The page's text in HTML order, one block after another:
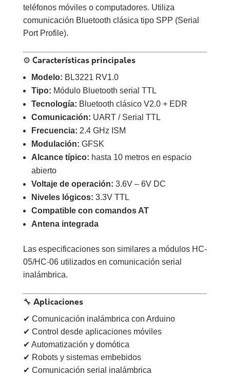
teléfonos móviles o computadores. Utiliza
comunicación Bluetooth clásica tipo SPP (Serial
Port Profile).
⚙️ Características principales
Modelo: BL3221 RV1.0
Tipo: Módulo Bluetooth serial TTL
Tecnología: Bluetooth clásico V2.0 + EDR
Comunicación: UART / Serial TTL
Frecuencia: 2.4 GHz ISM
Modulación: GFSK
Alcance típico: hasta 10 metros en espacio
abierto
Voltaje de operación: 3.6V – 6V DC
Niveles lógicos: 3.3V TTL
Compatible con comandos AT
Antena integrada
Las especificaciones son similares a módulos HC-
05/HC-06 utilizados en comunicación serial
inalámbrica.
🔧 Aplicaciones
✔ Comunicación inalámbrica con Arduino
✔ Control desde aplicaciones móviles
✔ Automatización y domótica
✔ Robots y sistemas embebidos
✔ Comunicación serial inalámbrica